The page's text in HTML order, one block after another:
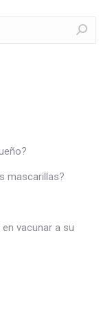
mascarillas?
vacunar a su